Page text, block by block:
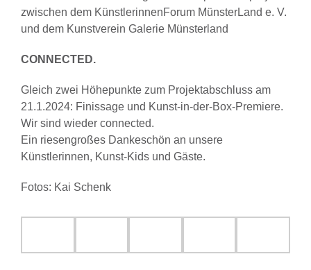
zwischen dem KünstlerinnenForum MünsterLand e. V.
und dem Kunstverein Galerie Münsterland
CONNECTED.
Gleich zwei Höhepunkte zum Projektabschluss am
21.1.2024: Finissage und Kunst-in-der-Box-Premiere.
Wir sind wieder connected.
Ein riesengroßes Dankeschön an unsere
Künstlerinnen, Kunst-Kids und Gäste.
Fotos: Kai Schenk